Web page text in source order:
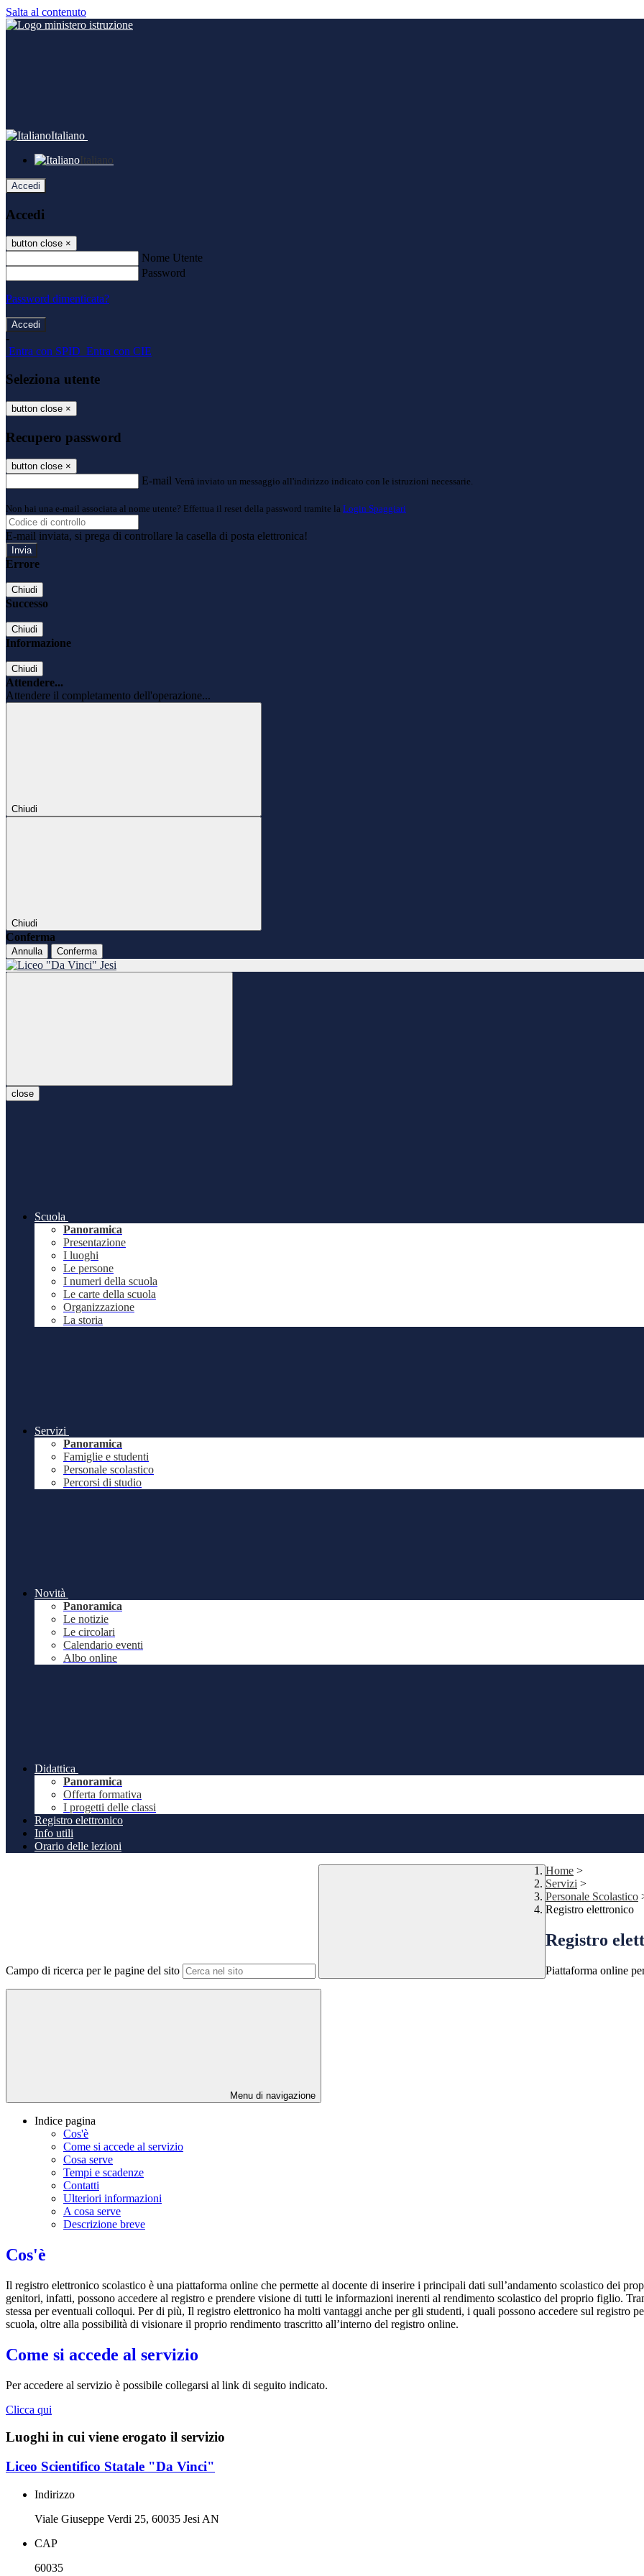
Salta al contenuto
Italiano
Italiano
Accedi
Accedi
button close ×
Nome Utente
Password
Password dimenticata?
-
Entra con SPID Entra con CIE
Seleziona utente
button close ×
Recupero password
button close ×
E-mail Verrà inviato un messaggio all'indirizzo indicato con le istruzioni necessarie.
Non hai una e-mail associata al nome utente? Effettua il reset della password tramite la Login Spaggiari
E-mail inviata, si prega di controllare la casella di posta elettronica!
Errore
Chiudi
Successo
Chiudi
Informazione
Chiudi
Attendere...
Attendere il completamento dell'operazione...
Chiudi
Chiudi
Conferma
Annulla Conferma
close
Scuola
Panoramica
Presentazione
I luoghi
Le persone
I numeri della scuola
Le carte della scuola
Organizzazione
La storia
Servizi
Panoramica
Famiglie e studenti
Personale scolastico
Percorsi di studio
Novità
Panoramica
Le notizie
Le circolari
Calendario eventi
Albo online
Didattica
Panoramica
Offerta formativa
I progetti delle classi
Registro elettronico
Info utili
Orario delle lezioni
Campo di ricerca per le pagine del sito
Home >
Servizi >
Personale Scolastico
Registro elettronico
Registro
Piattaforma online
Menu di navigazione
Indice pagina
Cos'è
Come si accede al servizio
Cosa serve
Tempi e scadenze
Contatti
Ulteriori informazioni
A cosa serve
Descrizione breve
Cos'è
Il registro elettronico scolastico è una piattaforma online che permette al docente di inserire i principali dati sull’andamento scolastico dei
genitori, infatti, possono accedere al registro e prendere visione di tutti le informazioni inerenti al rendimento scolastico del proprio figlio.
stessa per eventuali colloqui. Per di più, Il registro elettronico ha molti vantaggi anche per gli studenti, i quali possono accedere sul registro
scuola, oltre alla possibilità di visionare il proprio rendimento trascritto all’interno del registro online.
Come si accede al servizio
Per accedere al servizio è possibile collegarsi al link di seguito indicato.
Clicca qui
Luoghi in cui viene erogato il servizio
Liceo Scientifico Statale "Da Vinci"
Indirizzo
Viale Giuseppe Verdi 25, 60035 Jesi AN
CAP
60035